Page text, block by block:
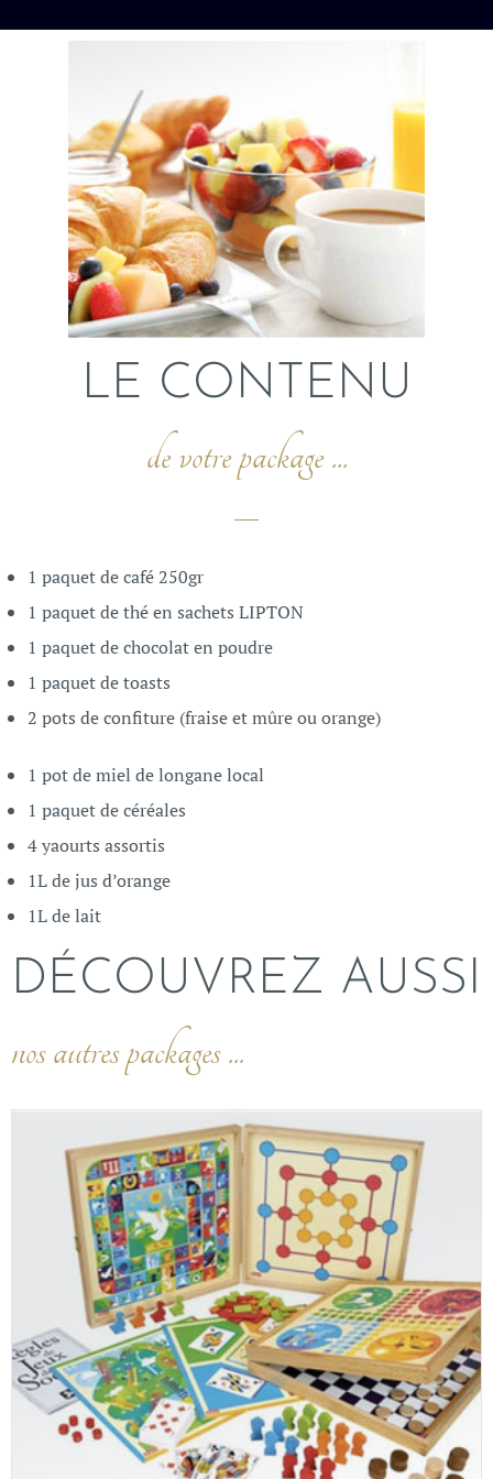
LE CONTENU
de votre package ...
1 paquet de café 250gr
1 paquet de thé en sachets LIPTON
1 paquet de chocolat en poudre
1 paquet de toasts
2 pots de confiture (fraise et mûre ou orange)
1 pot de miel de longane local
1 paquet de céréales
4 yaourts assortis
1L de jus d’orange
1L de lait
DÉCOUVREZ AUSSI
nos autres packages ...